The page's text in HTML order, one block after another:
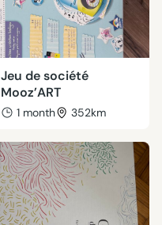
Jeu de société
Mooz’ART
1 month 352km